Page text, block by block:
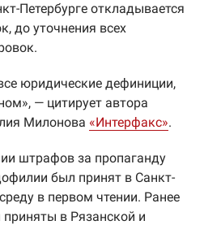
Петербурге откладывается
до уточнения всех
юридические дефиниции,
— цитирует автора
Милонова «Интерфакс».
штрафов за пропаганду
был принят в Санкт-
в первом чтении. Ранее
в Рязанской и